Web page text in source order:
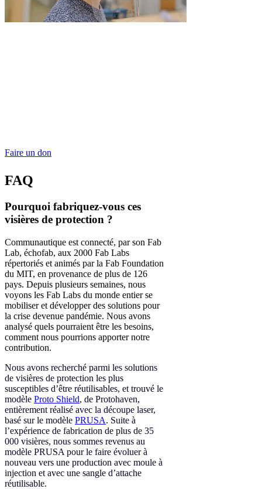
Faire un don
FAQ
Pourquoi fabriquez-vous ces
visières de protection ?
Communautique est connecté, par son Fab
Lab, échofab, aux 2000 Fab Labs
répertoriés et animés par la Fab Foundation
du MIT, en provenance de plus de 126
pays. Depuis plusieurs semaines, nous
voyons les Fab Labs du monde entier se
mobiliser et développer des solutions pour
la crise devenue pandémie. Nous avons
analysé quels pourraient être les besoins,
comment nous pourrions apporter notre
contribution.
Nous avons recherché parmi les solutions
de visières de protection les plus
susceptibles d’être réutilisables, et trouvé le
modèle Proto Shield, de Protohaven,
entièrement réalisé avec la découpe laser,
basé sur le modèle PRUSA. Suite à
l’expérience de fabrication de plus de 35
000 visières, nous sommes revenus au
modèle PRUSA pour le faire évoluer à
nouveau vers une production avec moule à
injection et avec une sangle d’attache
réutilisable.